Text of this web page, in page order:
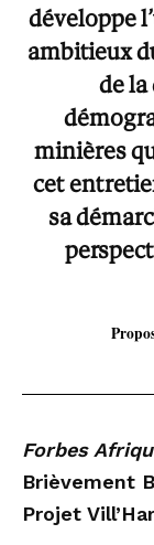
développe
ambitieux
de la
minières
cet
sa
Forbes
Brièvement
Projet